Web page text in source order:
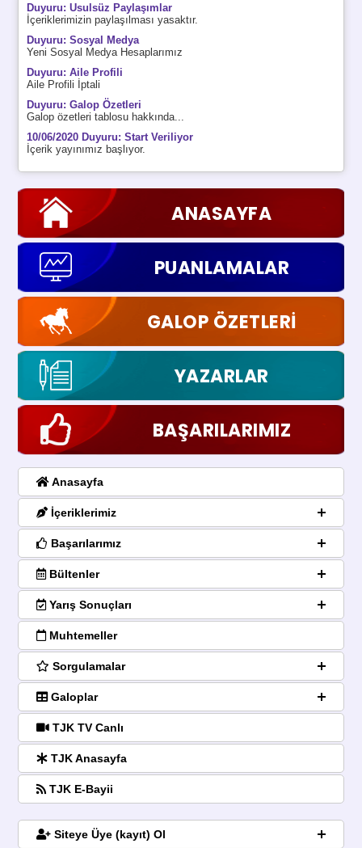
Duyuru: Usulsüz Paylaşımlar
İçeriklerimizin paylaşılması yasaktır.
Duyuru: Sosyal Medya
Yeni Sosyal Medya Hesaplarımız
Duyuru: Aile Profili
Aile Profili İptali
Duyuru: Galop Özetleri
Galop özetleri tablosu hakkında...
10/06/2020 Duyuru: Start Veriliyor
İçerik yayınımız başlıyor.
ANASAYFA
PUANLAMALAR
GALOP ÖZETLERİ
YAZARLAR
BAŞARILARIMIZ
Anasayfa
İçeriklerimiz
Başarılarımız
Bültenler
Yarış Sonuçları
Muhtemeller
Sorgulamalar
Galoplar
TJK TV Canlı
TJK Anasayfa
TJK E-Bayii
Siteye Üye (kayıt) Ol